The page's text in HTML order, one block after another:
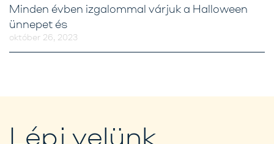
október 26, 2023
Minden évben izgalommal várjuk a Halloween
ünnepet és
Lépj velünk